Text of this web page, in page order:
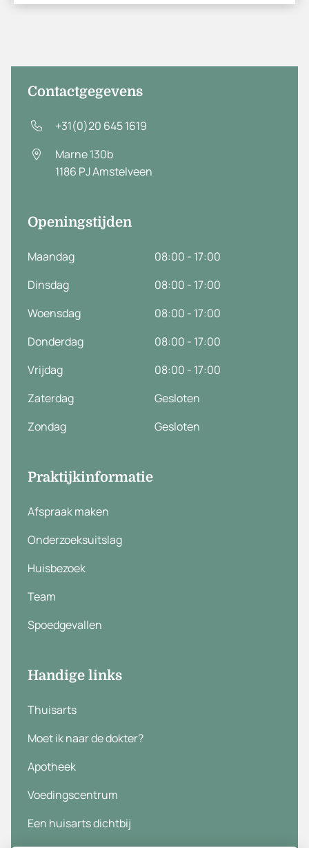
Contactgegevens
+31(0)20 645 1619
Marne 130b
1186 PJAmstelveen
Openingstijden
Maandag
08:00 - 17:00
Dinsdag
08:00 - 17:00
Woensdag
08:00 - 17:00
Donderdag
08:00 - 17:00
Vrijdag
08:00 - 17:00
Zaterdag
Gesloten
Zondag
Gesloten
Praktijkinformatie
Afspraak maken
Onderzoeksuitslag
Huisbezoek
Team
Spoedgevallen
Handige links
Thuisarts
Moet ik naar de dokter?
Apotheek
Voedingscentrum
Een huisarts dichtbij